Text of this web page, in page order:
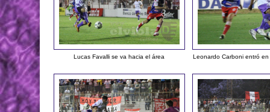
Lucas Favalli se va hacia el área Leonardo Carboni entró